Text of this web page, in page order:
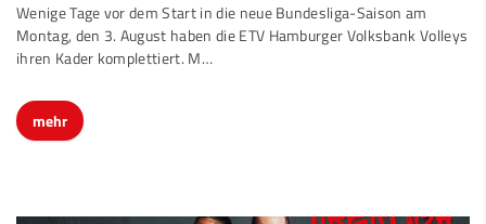
Wenige Tage vor dem Start in die neue Bundesliga-Saison am
Montag, den 3. August haben die ETV Hamburger Volksbank Volleys
ihren Kader komplettiert. M…
mehr